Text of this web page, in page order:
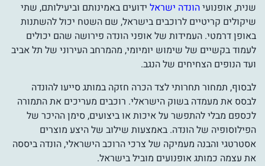
שנית, אופנועיהונדה ישראל ידועים באמינותם וביעילותם, שתי
שיקולים קריטיים לרוכבים בישראל, שם השטח יכול להשתנות
באופן דרמטי. העמידות של אופני הונדה פירושה שהם יכולים
לעמוד בקשיים של שימוש יומיומי, מהמרחב העירוני של תל אביב
ועד הנופים הצחיחים של הנגב.
לבסוף, תמחור תחרותי לצד הכרה חזקה במותג סייעו להונדה
לבסס את מעמדה בשוק הישראלי. רוכבים מעריכים את התמורה
לכספם מבלי להתפשר על איכות או ביצועים, סימן ההיכר של
הפילוסופיה של הונדה. באמצעות שילוב של היצע מוצרים
אסטרטגי והבנה מעמיקה של צרכי הרוכב הישראלי, הונדה ביססה
את עצמה כמותג אופנועים מוביל בישראל.